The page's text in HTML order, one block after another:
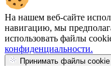
На нашем веб-сайте
навигацию, мы
использовать файлы
конфиденциальности.
Принимать файлы cookie